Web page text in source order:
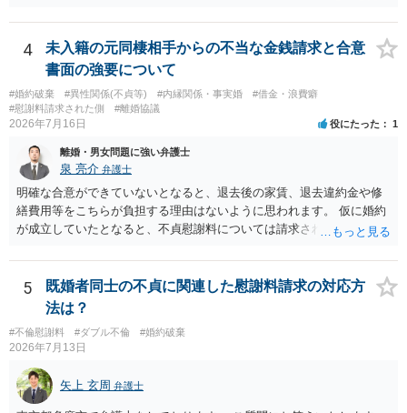
4
未入籍の元同棲相手からの不当な金銭請求と合意
書面の強要について
#婚約破棄 #異性関係(不貞等) #内縁関係・事実婚
#借金・浪費癖
#慰謝料請求された側
#離婚協議
2026年7月16日 役にたった 1
離婚・男女問題に強い弁護士
泉 亮介 弁護士
明確な合意ができていないとなると、退去後の家賃、退去違約金や修
繕費用等をこちらが負担する理由はないように思われます。 仮に婚約
が成立していたとなると、不貞慰謝料については請求される可能性が
れば早めに弁護士に相談し、弁護士から回答をさせると良いでしょ
う。
5
既婚者同士の不貞に関連した慰謝料請求の対応方
法は？
#不倫慰謝料 #ダブル不倫 #婚約破棄
2026年7月13日
矢上 玄周 弁護士